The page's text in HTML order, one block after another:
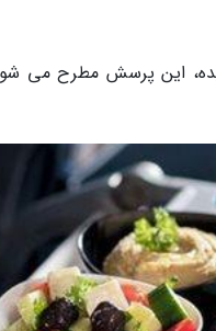
این پرسش مطرح می